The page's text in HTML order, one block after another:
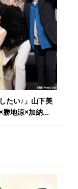
たい♪」山下美
勝地涼×加納...